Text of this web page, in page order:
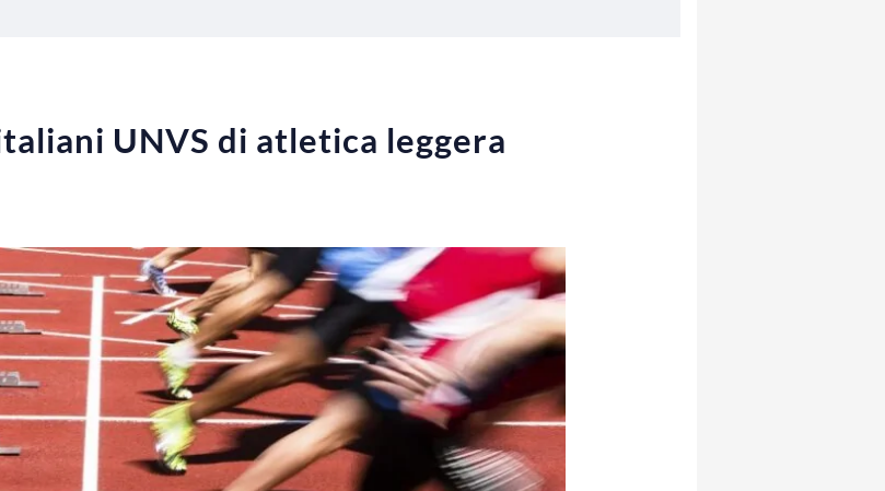
UNVS di atletica leggera